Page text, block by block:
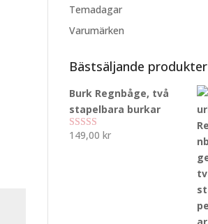
Temadagar
Varumärken
Bästsäljande produkter
Burk Regnbåge, två
stapelbara burkar
Betygsatt
149,00 kr